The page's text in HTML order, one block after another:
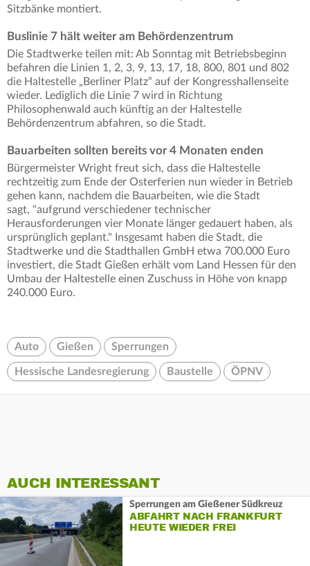
Sitzbänke montiert.
Buslinie 7 hält weiter am Behördenzentrum
Die Stadtwerke teilen mit: Ab Sonntag mit Betriebsbeginn
befahren die Linien 1, 2, 3, 9, 13, 17, 18, 800, 801 und 802
die Haltestelle „Berliner Platz“ auf der Kongresshallenseite
wieder. Lediglich die Linie 7 wird in Richtung
Philosophenwald auch künftig an der Haltestelle
Behördenzentrum abfahren, so die Stadt.
Bauarbeiten sollten bereits vor 4 Monaten enden
Bürgermeister Wright freut sich, dass die Haltestelle
rechtzeitig zum Ende der Osterferien nun wieder in Betrieb
gehen kann, nachdem die Bauarbeiten, wie die Stadt
sagt, "aufgrund verschiedener technischer
Herausforderungen vier Monate länger gedauert haben, als
ursprünglich geplant." Insgesamt haben die Stadt, die
Stadtwerke und die Stadthallen GmbH etwa 700.000 Euro
investiert, die Stadt Gießen erhält vom Land Hessen für den
Umbau der Haltestelle einen Zuschuss in Höhe von knapp
240.000 Euro.
Auto Gießen Sperrungen
Hessische Landesregierung Baustelle ÖPNV
AUCH INTERESSANT
Sperrungen am Gießener Südkreuz
ABFAHRT NACH FRANKFURT
HEUTE WIEDER FREI